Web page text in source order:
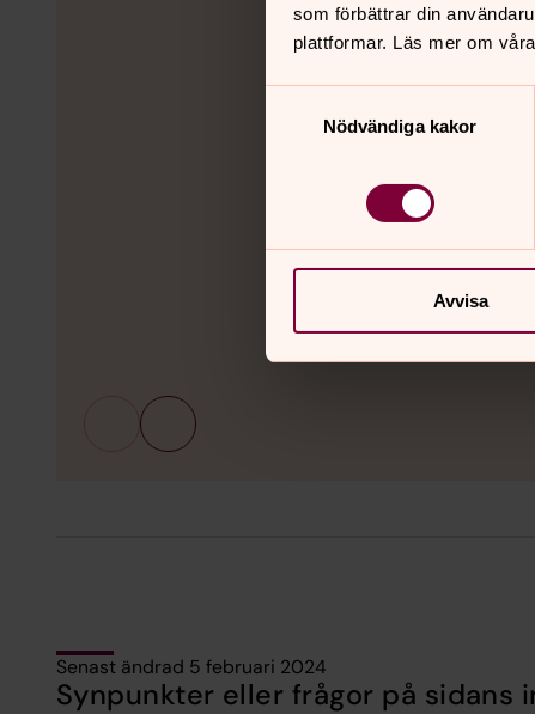
som förbättrar din
plattformar. Läs mer om
Nödvändiga kakor
Avvisa
Senast ändrad 5 februari 2024
Synpunkter eller frågor på sidans